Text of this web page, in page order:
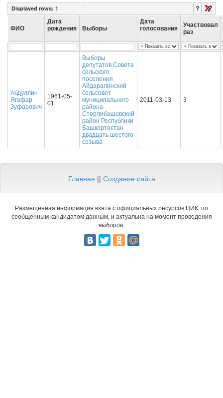
Displayed rows: 1 ?
ФИО
Дата
рождения
Выборы
Дата
голосования
Участвовал
раз
Абдуллин
Ягафар
Зуфарович
1961-05-
01
Выборы
депутатов Совета
сельского
поселения
Айдаралинский
сельсовет
муниципального
района
Стерлибашевский
район Республики
Башкортостан
двадцать шестого
созыва
2011-03-13 3
Главная || Создание сайта
Размещенная информация взята с официальных ресурсов ЦИК, по
сообщенным кандидатом данным, и актуальна на момент проведения
выборов.